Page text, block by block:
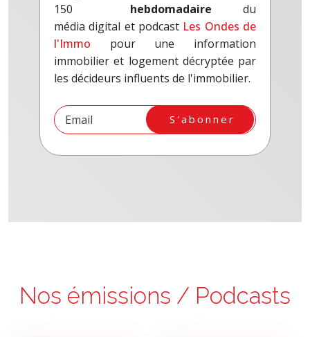
hebdomadaire du
média digital et podcast Les Ondes de
l'Immo pour une information
immobilier et logement décryptée par
les décideurs influents de l'immobilier.
S'abonner
Nos émissions / Podcasts